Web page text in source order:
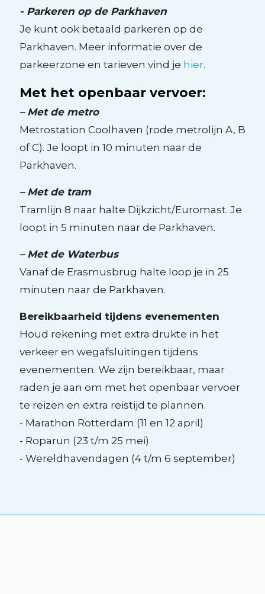
- Parkeren op de Parkhaven
Je kunt ook betaald parkeren op de
Parkhaven. Meer informatie over de
parkeerzone en tarieven vind je hier.
Met het openbaar vervoer:
– Met de metro
Metrostation Coolhaven (rode metrolijn A, B
of C). Je loopt in 10 minuten naar de
Parkhaven.
– Met de tram
Tramlijn 8 naar halte Dijkzicht/Euromast. Je
loopt in 5 minuten naar de Parkhaven.
– Met de Waterbus
Vanaf de Erasmusbrug halte loop je in 25
minuten naar de Parkhaven.
Bereikbaarheid tijdens evenementen
Houd rekening met extra drukte in het
verkeer en wegafsluitingen tijdens
evenementen. We zijn bereikbaar, maar
raden je aan om met het openbaar vervoer
te reizen en extra reistijd te plannen.
- Marathon Rotterdam (11 en 12 april)
- Roparun (23 t/m 25 mei)
- Wereldhavendagen (4 t/m 6 september)